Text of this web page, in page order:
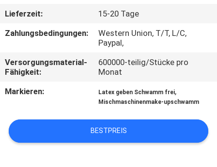
PRIVACY
POLICY
Lieferzeit:
15-20 Tage
Zahlungsbedingungen:
Western Union, T/T, L/C,
Paypal,
Versorgungsmaterial-
Fähigkeit:
600000-teilig/Stücke pro
Monat
Markieren:
Latex geben Schwamm frei,
Mischmaschinenmake-upschwamm
BESTPREIS